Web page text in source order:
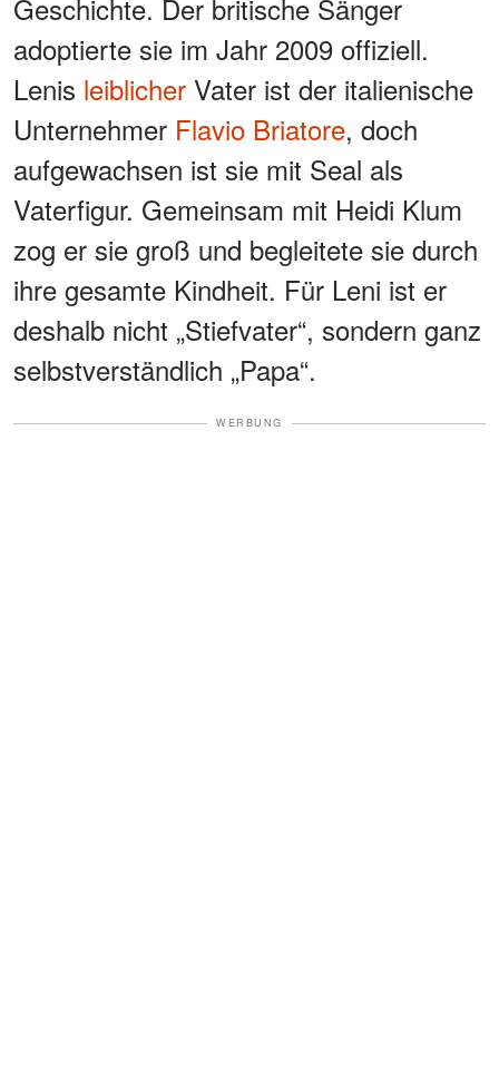
Geschichte. Der britische Sänger
adoptierte sie im Jahr 2009 offiziell.
Lenis leiblicher Vater ist der italienische
Unternehmer Flavio Briatore, doch
aufgewachsen ist sie mit Seal als
Vaterfigur. Gemeinsam mit Heidi Klum
zog er sie groß und begleitete sie durch
ihre gesamte Kindheit. Für Leni ist er
deshalb nicht „Stiefvater“, sondern ganz
selbstverständlich „Papa“.
WERBUNG